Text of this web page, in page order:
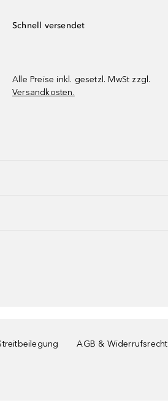
Schnell versendet
Alle Preise inkl. gesetzl. MwSt zzgl.
Versandkosten.
AGB & Widerrufsrecht